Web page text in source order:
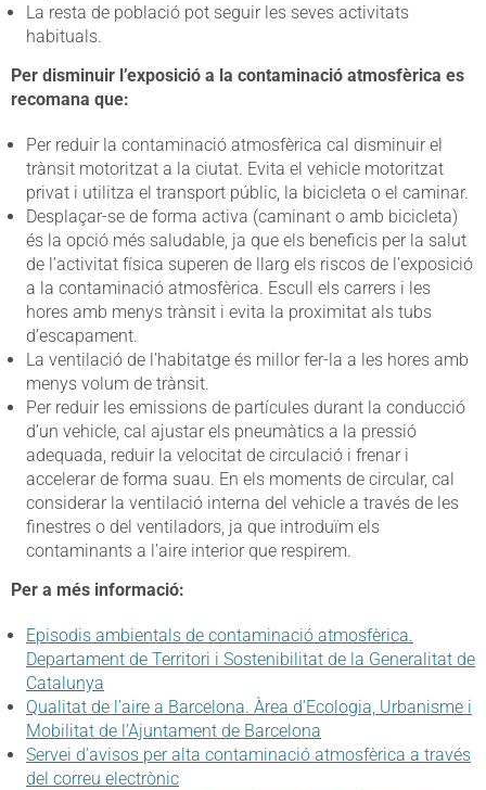
La resta de població pot seguir les seves activitats
habituals.
Per disminuir l’exposició a la contaminació atmosfèrica es
recomana que:
Per reduir la contaminació atmosfèrica cal disminuir el
trànsit motoritzat a la ciutat. Evita el vehicle motoritzat
privat i utilitza el transport públic, la bicicleta o el caminar.
Desplaçar-se de forma activa (caminant o amb bicicleta)
és la opció més saludable, ja que els beneficis per la salut
de l’activitat física superen de llarg els riscos de l’exposició
a la contaminació atmosfèrica. Escull els carrers i les
hores amb menys trànsit i evita la proximitat als tubs
d’escapament.
La ventilació de l’habitatge és millor fer-la a les hores amb
menys volum de trànsit.
Per reduir les emissions de partícules durant la conducció
d’un vehicle, cal ajustar els pneumàtics a la pressió
adequada, reduir la velocitat de circulació i frenar i
accelerar de forma suau. En els moments de circular, cal
considerar la ventilació interna del vehicle a través de les
finestres o del ventiladors, ja que introduïm els
contaminants a l’aire interior que respirem.
Per a més informació:
Episodis ambientals de contaminació atmosfèrica.
Departament de Territori i Sostenibilitat de la Generalitat de
Catalunya
Qualitat de l’aire a Barcelona. Àrea d’Ecologia, Urbanisme i
Mobilitat de l’Ajuntament de Barcelona
Servei d’avisos per alta contaminació atmosfèrica a través
del correu electrònic